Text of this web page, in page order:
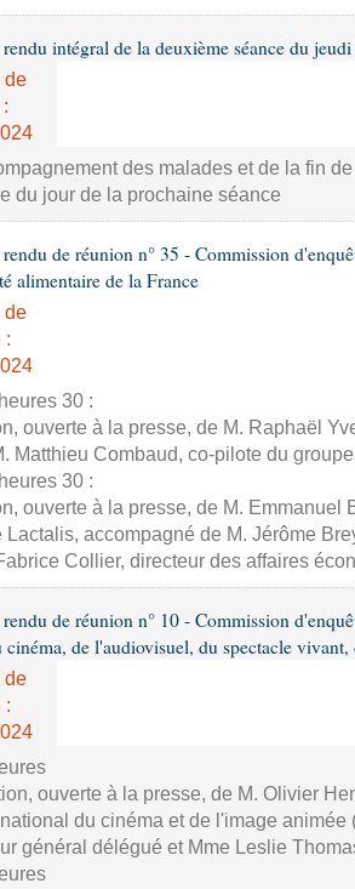
intégral de la deuxième séance du
de
des malades et de la fin
du jour de la prochaine séance
de réunion n° 35 - Commission
alimentaire de la France
de
:
30 :
ouverte à la presse, de M. Raphaël
Matthieu Combaud, co-pilote du
30 :
ouverte à la presse, de M. Emmanuel
Lactalis, accompagné de M. Jérôme
Collier, directeur des affaires
de réunion n° 10 - Commission
cinéma, de l'audiovisuel, du spectacle
de
:
ouverte à la presse, de M. Olivier
du cinéma et de l'image
général délégué et Mme Leslie